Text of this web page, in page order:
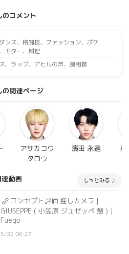
コメント
ンス、格闘技、ファッション、ポケ
ギター、料理
、ラップ、アヒルの声、腕相撲
の関連ページ
アサカコウ
タロウ
濱田 永遠 藤
動画 もっとみる
コンセプト評価 推しカメラ｜
GIUSEPPE ( 小笠原 ジュゼッペ 慧 )｜
Fuego
5/22 00:27